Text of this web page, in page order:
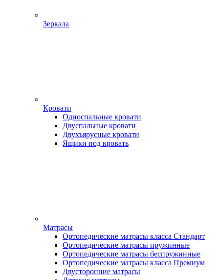
Зеркала
Кровати
Односпальные кровати
Двуспальные кровати
Двухъярусные кровати
Ящики под кровать
Матрасы
Ортопедические матрасы класса Стандарт
Ортопедические матрасы пружинные
Ортопедические матрасы беспружинные
Ортопедические матрасы класса Премиум
Двусторонние матрасы